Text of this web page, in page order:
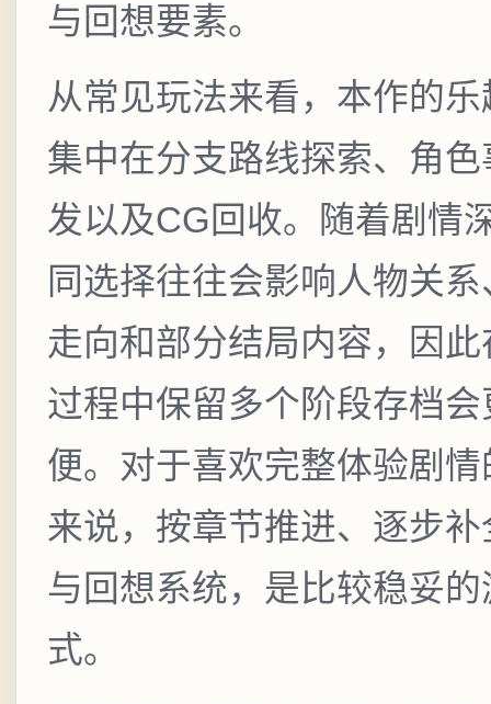
与回想要素。
从常见玩法来看，本作的
集中在分支路线探索、角
发以及CG回收。随着剧情
同选择往往会影响人物关
走向和部分结局内容，因
过程中保留多个阶段存档
便。对于喜欢完整体验剧
来说，按章节推进、逐步
与回想系统，是比较稳妥
式。